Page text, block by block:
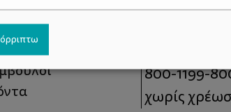
Σύνδεσμοι
το ΔΕΛΤΑ moms
Τηλέφωνο
800-1199-
χωρίς